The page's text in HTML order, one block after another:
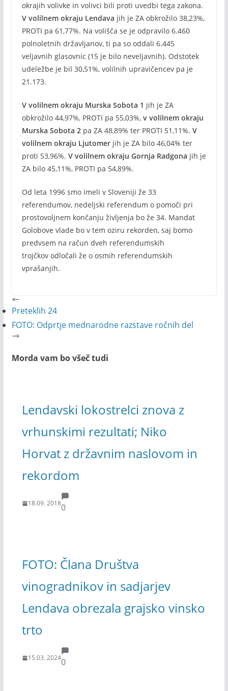
okrajih volivke in volivci bili proti uvedbi tega zakona.
V volilnem okraju Lendava jih je ZA obkrožilo 38,23%,
PROTI pa 61,77%. Na volišča se je odpravilo 6.460
polnoletnih državljanov, ti pa so oddali 6.445
veljavnih glasovnic (15 je bilo neveljavnih). Odstotek
udeležbe je bil 30,51%, volilnih upravičencev pa je
21.173.
V volilnem okraju Murska Sobota 1 jih je ZA
obkrožilo 44,97%, PROTI pa 55,03%, v volilnem okraju
Murska Sobota 2pa ZA 48,89% ter PROTI 51,11%. V
volilnem okraju Ljutomerjih je ZA bilo 46,04% ter
proti 53,96%. V volilnem okraju Gornja Radgona jih je
ZA bilo 45,11%, PROTI pa 54,89%.
Od leta 1996 smo imeli v Sloveniji že 33
referendumov, nedeljski referendum o pomoči pri
prostovoljnem končanju življenja bo že 34. Mandat
Golobove vlade bo v tem oziru rekorden, saj bomo
predvsem na račun dveh referendumskih
trojčkov odločali že o osmih referendumskih
vprašanjih.
Preteklih 24
FOTO: Odprtje mednarodne razstave ročnih del
Morda vam bo všeč tudi
Lendavski lokostrelci znova z
vrhunskimi rezultati; Niko
Horvat z državnim naslovom in
rekordom
18.09. 20180
FOTO: Člana Društva
vinogradnikov in sadjarjev
Lendava obrezala grajsko vinsko
trto
15.03. 20240